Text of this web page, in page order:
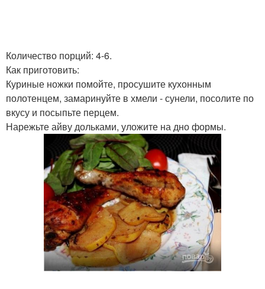
Количество порций: 4-6.
Как приготовить:
Куриные ножки помойте, просушите кухонным
полотенцем, замаринуйте в хмели - сунели, посолите по
вкусу и посыпьте перцем.
Нарежьте айву дольками, уложите на дно формы.